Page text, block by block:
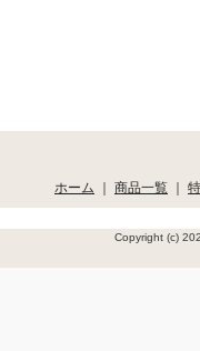
ホーム ｜ 商品一覧 ｜
Copyright (c)